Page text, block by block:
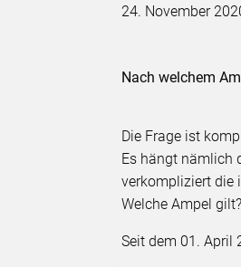
24. November
Nach welchem
Die Frage ist
Es hängt nämlich
verkompliziert die
Welche Ampel gilt?
Seit dem 01. April